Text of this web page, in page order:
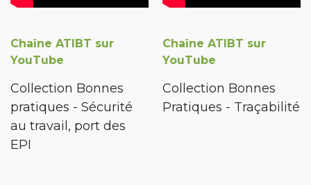
Chaîne ATIBT sur
YouTube
Collection Bonnes
pratiques - Sécurité
au travail, port des
EPI
Chaîne ATIBT sur
YouTube
Collection Bonnes
Pratiques - Traçabilité